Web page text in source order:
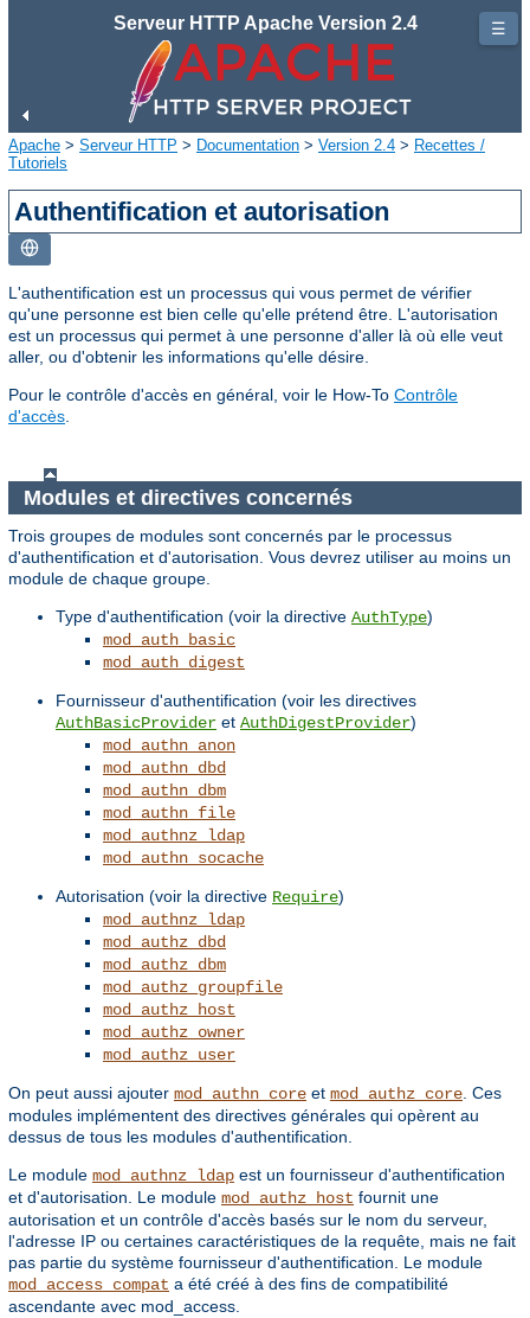
Serveur HTTP Apache Version 2.4
Apache > Serveur HTTP > Documentation > Version 2.4 > Recettes /
Tutoriels
Authentification et autorisation
L'authentification est un processus qui vous permet de vérifier
qu'une personne est bien celle qu'elle prétend être. L'autorisation
est un processus qui permet à une personne d'aller là où elle veut
aller, ou d'obtenir les informations qu'elle désire.
Pour le contrôle d'accès en général, voir le How-To Contrôle
d'accès
Modules et directives concernés
Trois groupes de modules sont concernés par le processus
d'authentification et d'autorisation. Vous devrez utiliser au moins un
module de chaque groupe.
Type d'authentification (voir la directive AuthType)
mod_auth_basic
mod_auth_digest
Fournisseur d'authentification (voir les directives
AuthBasicProvider et AuthDigestProvider)
mod_authn_anon
mod_authn_dbd
mod_authn_dbm
mod_authn_file
mod_authnz_ldap
mod_authn_socache
Autorisation (voir la directive Require)
mod_authnz_ldap
mod_authz_dbd
mod_authz_dbm
mod_authz_groupfile
mod_authz_host
mod_authz_owner
mod_authz_user
On peut aussi ajouter mod_authn_core et mod_authz_core . Ces
modules implémentent des directives générales qui opèrent au
dessus de tous les modules d'authentification.
Le module mod_authnz_ldap est un fournisseur d'authentification
et d'autorisation. Le module mod_authz_host fournit une
autorisation et un contrôle d'accès basés sur le nom du serveur,
l'adresse IP ou certaines caractéristiques de la requête, mais ne fait
pas partie du système fournisseur d'authentification. Le module
mod_access_compat a été créé à des fins de compatibilité
ascendante avec mod_access.
☰